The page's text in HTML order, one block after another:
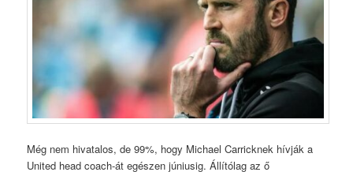
Még nem hivatalos, de 99%, hogy Michael Carricknek hívják a
United head coach-át egészen júniusig. Állítólag az ő